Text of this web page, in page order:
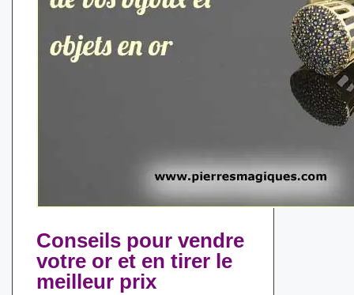
Conseils pour vendre
votre or et en tirer le
meilleur prix